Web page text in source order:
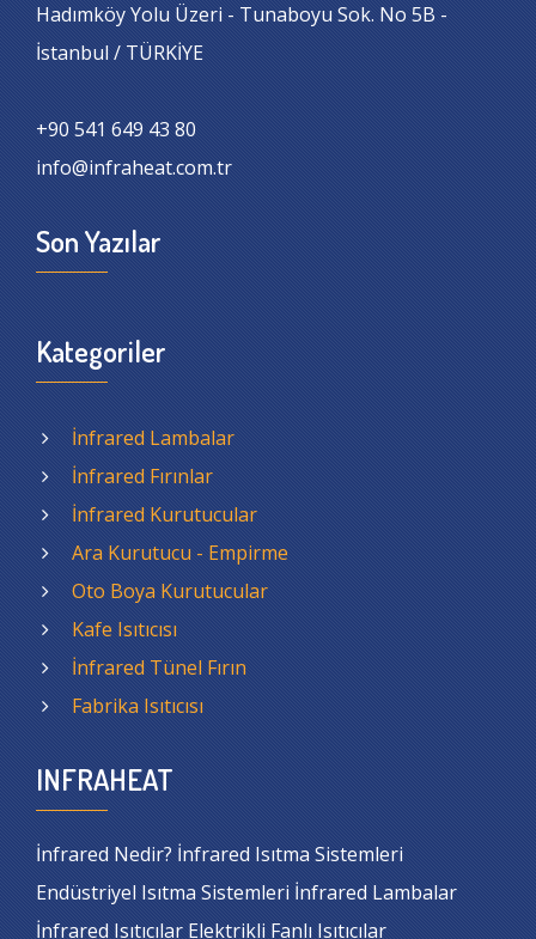
Hadımköy Yolu Üzeri - Tunaboyu Sok. No 5B -
İstanbul / TÜRKİYE
+90 541 649 43 80
info@infraheat.com.tr
Son Yazılar
Kategoriler
İnfrared Lambalar
İnfrared Fırınlar
İnfrared Kurutucular
Ara Kurutucu - Empirme
Oto Boya Kurutucular
Kafe Isıtıcısı
İnfrared Tünel Fırın
Fabrika Isıtıcısı
INFRAHEAT
İnfrared Nedir? İnfrared Isıtma Sistemleri
Endüstriyel Isıtma Sistemleri İnfrared Lambalar
İnfrared Isıtıcılar Elektrikli Fanlı Isıtıcılar